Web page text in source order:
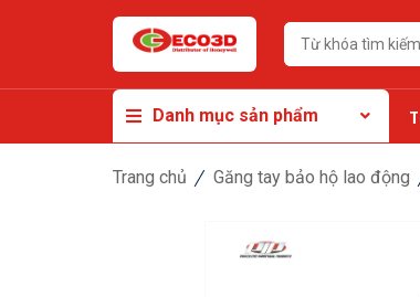
Danh mục sản phẩm
Trang chủ Găng tay bảo hộ lao động